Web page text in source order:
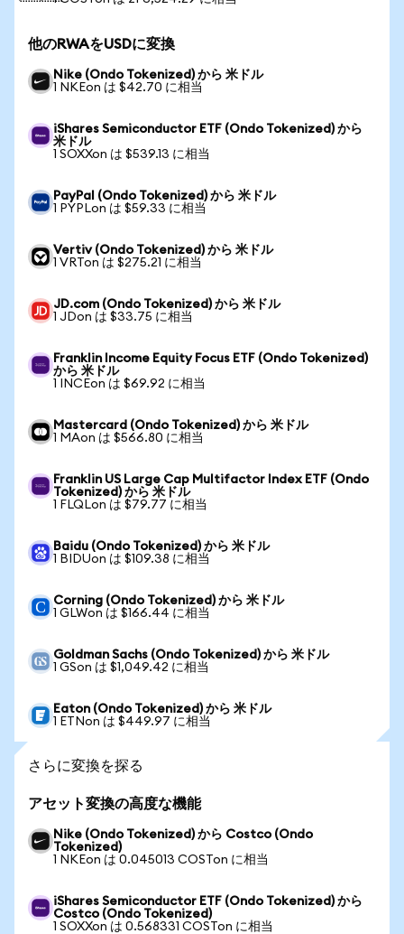
他のRWAをUSDに変換
Nike (Ondo Tokenized) から 米ドル
1 NKEon は $42.70 に相当
iShares Semiconductor ETF (Ondo Tokenized) から
米ドル
1 SOXXon は $539.13 に相当
PayPal (Ondo Tokenized) から 米ドル
1 PYPLon は $59.33 に相当
Vertiv (Ondo Tokenized) から 米ドル
1 VRTon は $275.21 に相当
JD.com (Ondo Tokenized) から 米ドル
1 JDon は $33.75 に相当
Franklin Income Equity Focus ETF (Ondo Tokenized)
から 米ドル
1 INCEon は $69.92 に相当
Mastercard (Ondo Tokenized) から 米ドル
1 MAon は $566.80 に相当
Franklin US Large Cap Multifactor Index ETF (Ondo
Tokenized) から 米ドル
1 FLQLon は $79.77 に相当
Baidu (Ondo Tokenized) から 米ドル
1 BIDUon は $109.38 に相当
Corning (Ondo Tokenized) から 米ドル
1 GLWon は $166.44 に相当
Goldman Sachs (Ondo Tokenized) から 米ドル
1 GSon は $1,049.42 に相当
Eaton (Ondo Tokenized) から 米ドル
1 ETNon は $449.97 に相当
さらに変換を探る
アセット変換の高度な機能
Nike (Ondo Tokenized) から Costco (Ondo
Tokenized)
1 NKEon は 0.045013 COSTon に相当
iShares Semiconductor ETF (Ondo Tokenized) から
Costco (Ondo Tokenized)
1 SOXXon は 0.568331 COSTon に相当